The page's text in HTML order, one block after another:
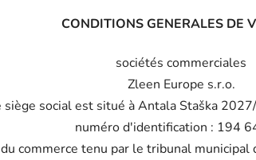
CONDITIONS GENERALES DE
sociétés commerciales
Zleen Europe s.r.o.
siège social est situé à Antala Staška
numéro d'identification : 194
commerce tenu par le tribunal